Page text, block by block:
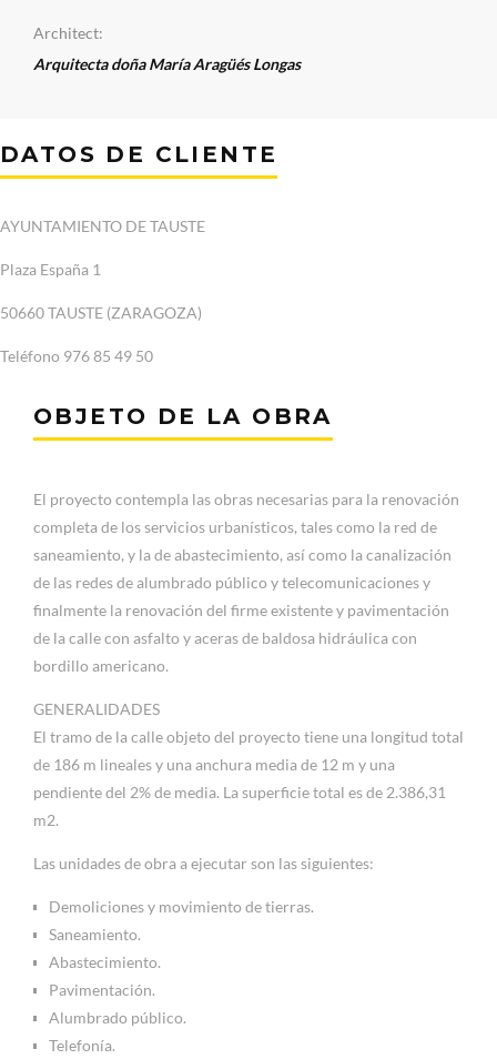
Architect:
Arquitecta doña María Aragüés Longas
DATOS DE CLIENTE
AYUNTAMIENTO DE TAUSTE
Plaza España 1
50660 TAUSTE (ZARAGOZA)
Teléfono 976 85 49 50
OBJETO DE LA OBRA
El proyecto contempla las obras necesarias para la renovación
completa de los servicios urbanísticos, tales como la red de
saneamiento, y la de abastecimiento, así como la canalización
de las redes de alumbrado público y telecomunicaciones y
finalmente la renovación del firme existente y pavimentación
de la calle con asfalto y aceras de baldosa hidráulica con
bordillo americano.
GENERALIDADES
El tramo de la calle objeto del proyecto tiene una longitud total
de 186 m lineales y una anchura media de 12 m y una
pendiente del 2% de media. La superficie total es de 2.386,31
m2.
Las unidades de obra a ejecutar son las siguientes:
Demoliciones y movimiento de tierras.
Saneamiento.
Abastecimiento.
Pavimentación.
Alumbrado público.
Telefonía.